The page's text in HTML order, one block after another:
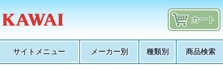
カート
サイトメニュー メーカー別 種類別 商品検索